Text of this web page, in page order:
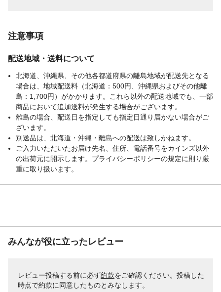
注意事項
配送地域・送料について
北海道、沖縄県、その他各都道府県の離島地域が配送先となる
場合は、地域配送料（北海道：500円、沖縄県およびその他離
島：1,700円）がかかります。これら以外の配送地域でも、一部
商品において追加送料が発生する場合がございます。
離島の場合、配送日を指定しても指定日通り届かない場合がご
ざいます。
別送品は、北海道・沖縄・離島への配送は致しかねます。
ご入力いただいたお届け先名、住所、電話番号をカインズ以外
の出荷元に開示します。プライバシーポリシーの規定に則り厳
重に取り扱います。
みんなが役に立ったレビュー
レビュー投稿する前に必ず約款をご確認ください。投稿した
時点で約款に同意したものとみなします。